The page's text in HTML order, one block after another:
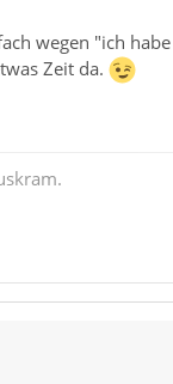
wegen "ich
Zeit da.